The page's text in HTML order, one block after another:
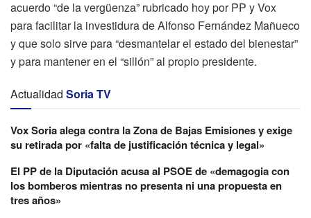
acuerdo “de la vergüenza” rubricado hoy por PP y Vox
para facilitar la investidura de Alfonso Fernández Mañueco
y que solo sirve para “desmantelar el estado del bienestar”
y para mantener en el “sillón” al propio presidente.
Actualidad Soria TV
Vox Soria alega contra la Zona de Bajas Emisiones y exige
su retirada por «falta de justificación técnica y legal»
El PP de la Diputación acusa al PSOE de «demagogia con
los bomberos mientras no presenta ni una propuesta en
tres años»